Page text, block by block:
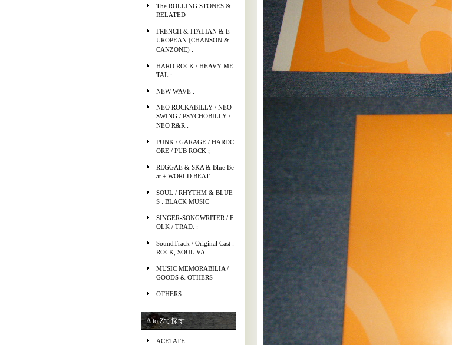
The ROLLING STONES &
RELATED
FRENCH & ITALIAN & E
UROPEAN (CHANSON &
CANZONE) :
HARD ROCK / HEAVY ME
TAL :
NEW WAVE :
NEO ROCKABILLY / NEO-
SWING / PSYCHOBILLY /
NEO R&R :
PUNK / GARAGE / HARDC
ORE / PUB ROCK ;
REGGAE & SKA & Blue Be
at + WORLD BEAT
SOUL / RHYTHM & BLUE
S : BLACK MUSIC
SINGER-SONGWRITER / F
OLK / TRAD. :
SoundTrack / Original Cast :
ROCK, SOUL VA
MUSIC MEMORABILIA /
GOODS & OTHERS
OTHERS
A to Zで探す
ACETATE